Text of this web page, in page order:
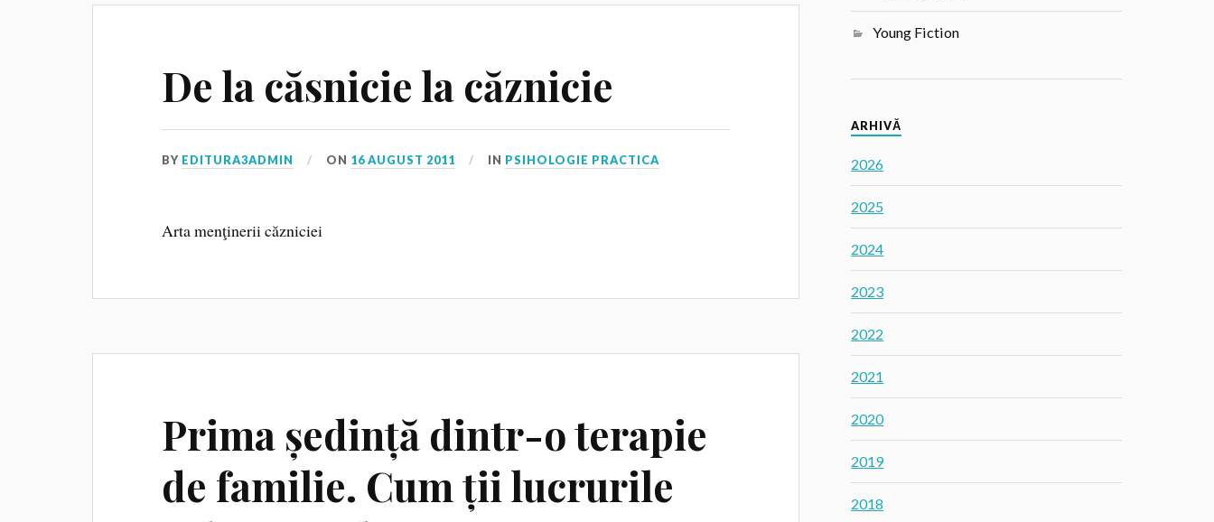
De la căsnicie la căznicie
BY EDITURA3ADMIN ON 16 AUGUST 2011 IN PSIHOLOGIE PRACTICA
Arta menţinerii căzniciei
Prima ședință dintr-o terapie
de familie. Cum ții lucrurile
Young Fiction
ARHIVĂ
2026
2025
2024
2023
2022
2021
2020
2019
2018